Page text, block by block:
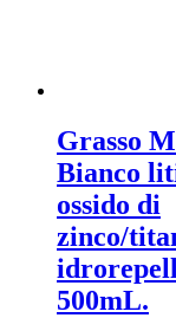
Grasso
Bianco
ossido di
zinco/
500mL.